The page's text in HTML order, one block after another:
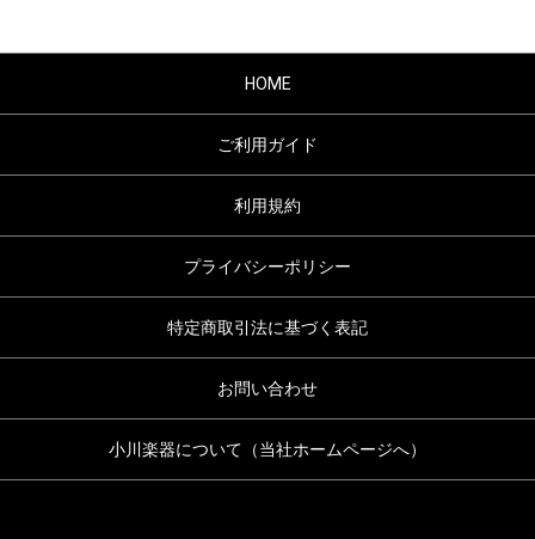
HOME
ご利用ガイド
利用規約
プライバシーポリシー
特定商取引法に基づく表記
お問い合わせ
小川楽器について（当社ホームページへ）